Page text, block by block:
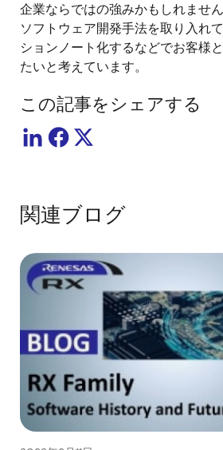
企業ならではの強みかもしれませ
ソフトウェア開発手法を取り入れ
ションノート化するなどでお客様
たいと考えています。
この記事をシェアする
関連ブログ